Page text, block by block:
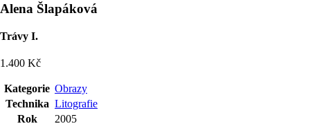
Alena Šlapáková
Trávy I.
1.400 Kč
Kategorie Obrazy
Technika Litografie
Rok
2005